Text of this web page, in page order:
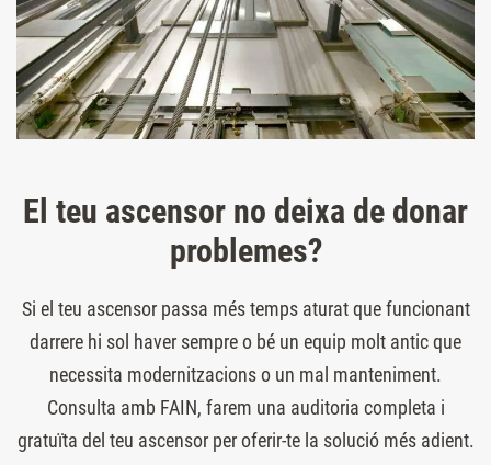
El teu ascensor no deixa de donar
problemes?
Si el teu ascensor passa més temps aturat que funcionant
darrere hi sol haver sempre o bé un equip molt antic que
necessita modernitzacions o un mal manteniment.
Consulta amb FAIN, farem una auditoria completa i
gratuïta del teu ascensor per oferir-te la solució més adient.